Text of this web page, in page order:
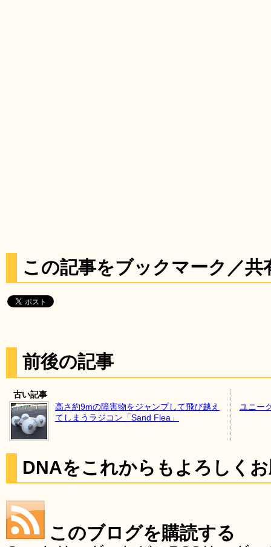
この記事をブックマーク／共
前後の記事
古い記事
高さ約9mの障害物をジャンプして飛び越え
てしまうラジコン「Sand Flea」
ユニー
DNAをこれからもよろしく
このブログを購読する